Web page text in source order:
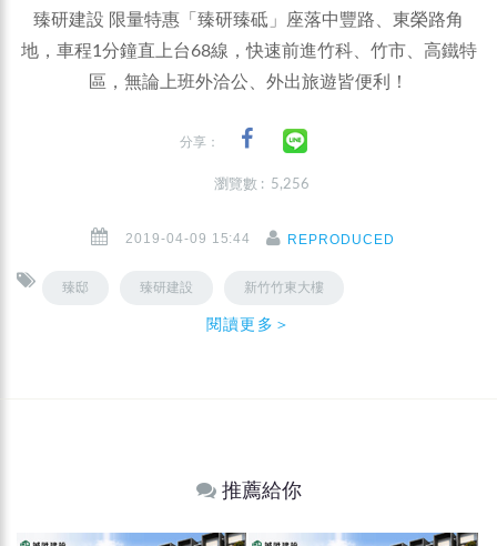
臻研建設 限量特惠「臻研臻砥」座落中豐路、東榮路角
地，車程1分鐘直上台68線，快速前進竹科、竹市、高鐵特
區，無論上班外洽公、外出旅遊皆便利！
分享：
瀏覽數 : 5,256
2019-04-09 15:44 REPRODUCED
臻邸 臻研建設 新竹竹東大樓
閱讀更多＞
推薦給你